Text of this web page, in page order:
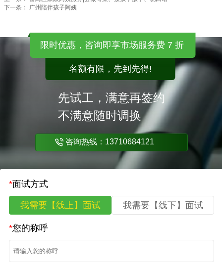
下一条：
广州陪伴孩子阿姨
限时优惠，咨询即享市场服务费 7 折
名额有限，先到先得!
先试工，满意再签约
不满意随时调换
咨询热线：13710684121
*面试方式
我需要【线上】面试 我需要【线下】面试
*您的称呼